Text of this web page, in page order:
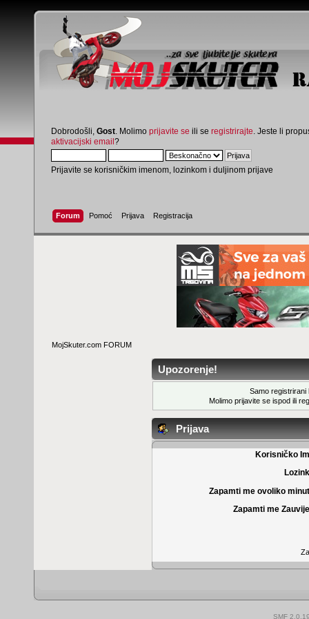
Dobrodošli, Gost . Molimo prijavite se ili se registrirajte . Jeste li
aktivacijski email?
Prijavite se korisničkim imenom, lozinkom i duljinom prijave
Forum Pomoć Prijava Registracija
MojSkuter.com FORUM
Upozorenje!
Samo registrirani
Molimo prijavite se ispod ili
Prijava
Korisničko
Zapamti me ovoliko
Zapamti me
SMF